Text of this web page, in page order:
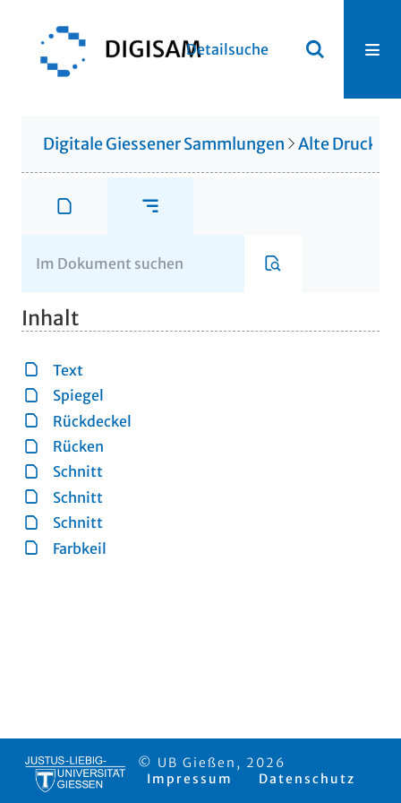
Detailsuche
Digitale Giessener Sammlungen Alte Drucke
Inhalt
Text
Spiegel
Rückdeckel
Rücken
Schnitt
Schnitt
Schnitt
Farbkeil
© UB Gießen, 2026
Impressum
Datenschutz